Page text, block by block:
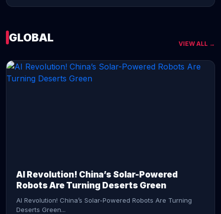
GLOBAL VIEW ALL →
AI Revolution! China’s Solar-Powered
Robots Are Turning Deserts Green
AI Revolution! China’s Solar-Powered Robots Are Turning
Deserts Green...